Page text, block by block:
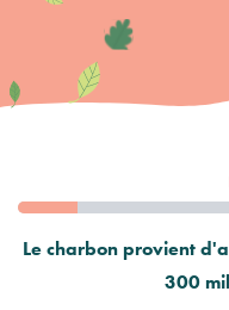
Le charbon provient
300